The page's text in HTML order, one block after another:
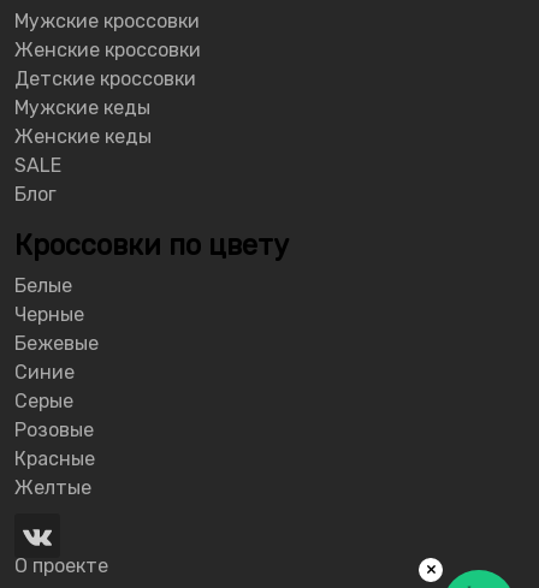
Мужские кроссовки
Женские кроссовки
Детские кроссовки
Мужские кеды
Женские кеды
SALE
Блог
Кроссовки по цвету
Белые
Черные
Бежевые
Синие
Серые
Розовые
Красные
Желтые
О проекте ×